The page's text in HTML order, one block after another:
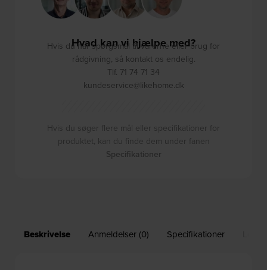
Beskrivelse Anmeldelser (0) Specifikationer
Hvad kan vi hjælpe med?
Hvis du har spørgsmål til varerne eller brug for
rådgivning, så kontakt os endelig.
Tlf. 71 74 71 34
kundeservice@likehome.dk
Hvis du søger flere mål eller specifikationer for
produktet, kan du finde dem under fanen
Specifikationer